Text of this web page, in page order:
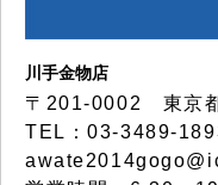
川手金物店
〒201-0002 東京
TEL：03-3489-